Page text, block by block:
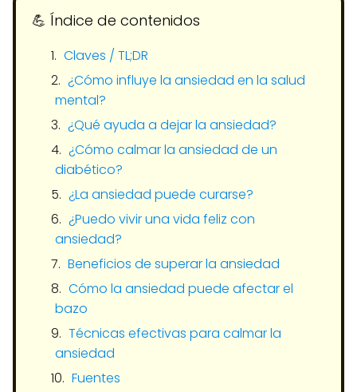
💪​ Índice de contenidos
Claves / TL;DR
¿Cómo influye la ansiedad en la salud
mental?
¿Qué ayuda a dejar la ansiedad?
¿Cómo calmar la ansiedad de un
diabético?
¿La ansiedad puede curarse?
¿Puedo vivir una vida feliz con
ansiedad?
Beneficios de superar la ansiedad
Cómo la ansiedad puede afectar el
bazo
Técnicas efectivas para calmar la
ansiedad
Fuentes